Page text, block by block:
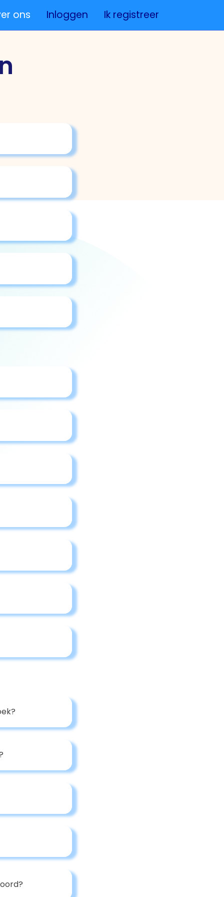
ons Inloggen Ik registreer